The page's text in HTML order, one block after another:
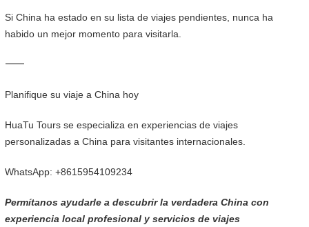
Si China ha estado en su lista de viajes pendientes, nunca ha
habido un mejor momento para visitarla.
⸻
Planifique su viaje a China hoy
HuaTu Tours se especializa en experiencias de viajes
personalizadas a China para visitantes internacionales.
WhatsApp: +8615954109234
Permítanos ayudarle a descubrir la verdadera China con
experiencia local profesional y servicios de viajes